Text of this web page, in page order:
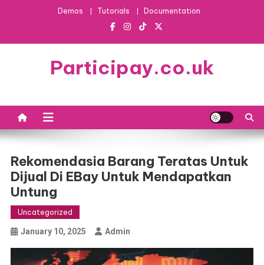
Demos Tutorials Documentation
Participay.co.uk
Rekomendasia Barang Teratas Untuk
Dijual Di EBay Untuk Mendapatkan
Untung
Uncategorized
January 10, 2025 Admin